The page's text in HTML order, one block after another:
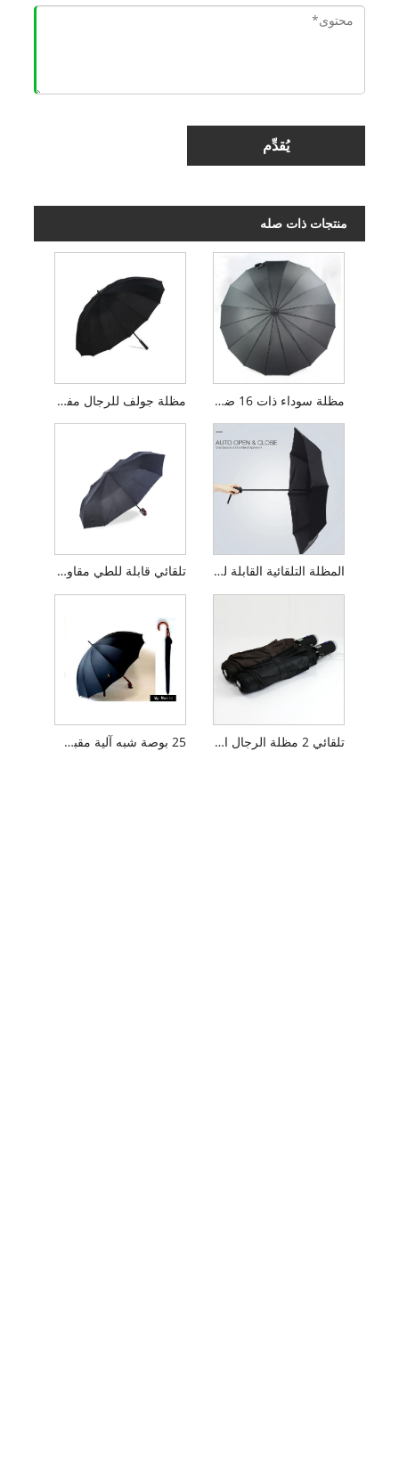
يُقدِّم
منتجات ذات صله
مظلة جولف للرجال مفتوحة يدويًا مظلة سوداء ذات 16 ضلعًا طويلة للرجال
تلقائي قابلة للطي مقاومة للرياح مقبض المظلة للرجال المظلة التلقائية القابلة للطي لمكافحة UV
25 بوصة شبه آلية مقبض خشبي المظلة تلقائي 2 مظلة الرجال القابلة للطي